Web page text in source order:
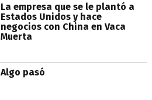
La empresa que se le plantó a
Estados Unidos y hace
negocios con China en Vaca
Muerta
Algo pasó